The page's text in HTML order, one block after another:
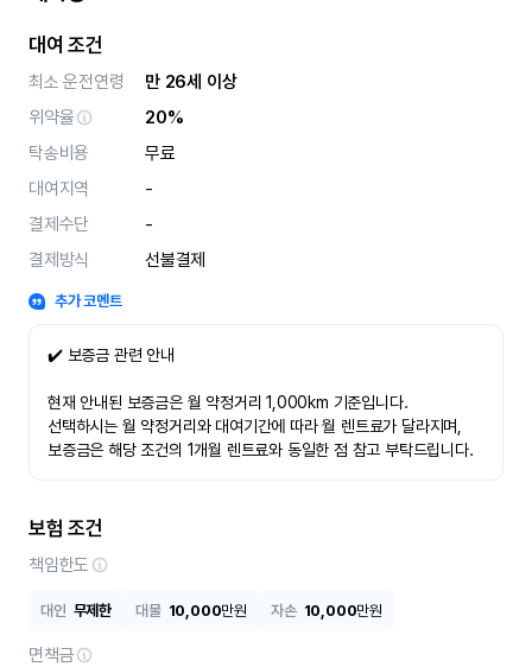
대여 조건
최소 운전연령
만 26세 이상
위약율
20%
탁송비용
무료
대여지역
-
결제수단
-
결제방식
선불결제
추가 코멘트
✔️ 보증금 관련 안내
현재 안내된 보증금은 월 약정거리 1,000km 기준입니다.
선택하시는 월 약정거리와 대여기간에 따라 월 렌트료가 달라지며,
보증금은 해당 조건의 1개월 렌트료와 동일한 점 참고 부탁드립니다.
보험 조건
책임한도
대인 무제한 대물 10,000만원 자손 10,000만원
면책금